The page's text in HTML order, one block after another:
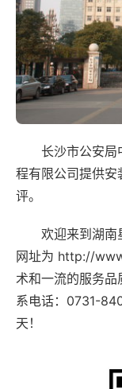
长沙市公安局
程有限公司提供
评。
欢迎来到湖南
网址为 http://
术和一流的服务
系电话：0731-
天！